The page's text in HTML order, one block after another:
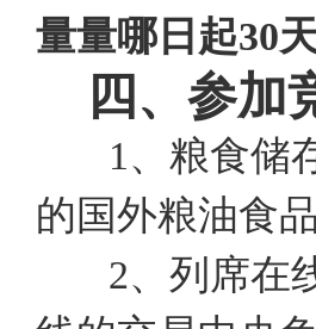
量量哪日起30
四、参加
1、粮食储
的国外粮油食
2、列席在